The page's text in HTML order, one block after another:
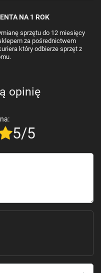
NA 1 ROK
sprzętu do 12 miesięcy
za pośrednictwem
który odbierze sprzęt z
opinię
5/5